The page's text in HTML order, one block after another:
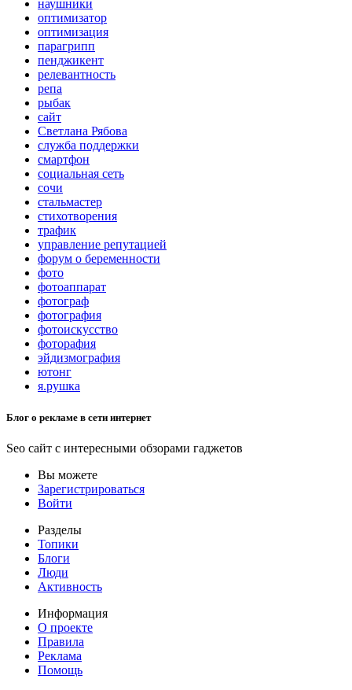
наушники
оптимизатор
оптимизация
парагрипп
пенджикент
релевантность
репа
рыбак
сайт
Светлана Рябова
служба поддержки
смартфон
социальная сеть
сочи
стальмастер
стихотворения
трафик
управление репутацией
форум о беременности
фото
фотоаппарат
фотограф
фотография
фотоискусство
фоторафия
эйдизмография
ютонг
я.рушка
Блог о рекламе в сети интернет
Seo сайт с интересными обзорами гаджетов
Вы можете
Зарегистрироваться
Войти
Разделы
Топики
Блоги
Люди
Активность
Информация
О проекте
Правила
Реклама
Помощь